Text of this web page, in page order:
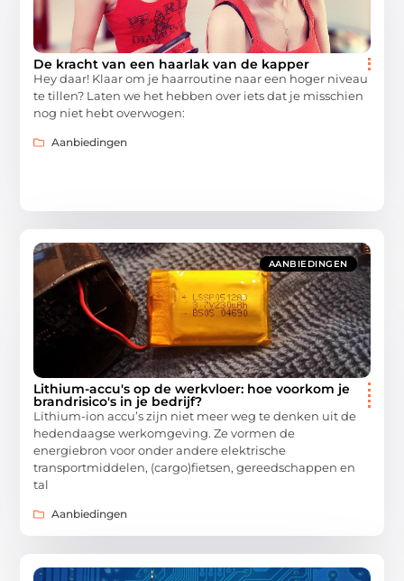
De kracht van een haarlak van de kapper
Hey daar! Klaar om je haarroutine naar een hoger niveau
te tillen? Laten we het hebben over iets dat je misschien
nog niet hebt overwogen:
Aanbiedingen
AANBIEDINGEN
Lithium-accu's op de werkvloer: hoe voorkom je
brandrisico's in je bedrijf?
Lithium-ion accu’s zijn niet meer weg te denken uit de
hedendaagse werkomgeving. Ze vormen de
energiebron voor onder andere elektrische
transportmiddelen, (cargo)fietsen, gereedschappen en
tal
Aanbiedingen